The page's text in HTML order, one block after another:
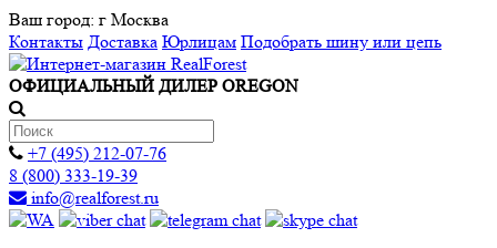
Ваш город: г Москва
Контакты Доставка Юрлицам Подобрать шину или цепь
ОФИЦИАЛЬНЫЙ ДИЛЕР OREGON
+7 (495) 212-07-76
8 (800) 333-19-39
info@realforest.ru